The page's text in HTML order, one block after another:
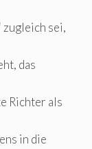
zugleich sei,
das
Richter als
in die